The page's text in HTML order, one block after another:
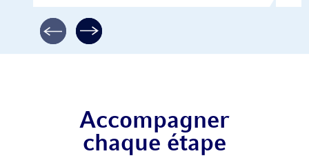
Accompagner
chaque étape